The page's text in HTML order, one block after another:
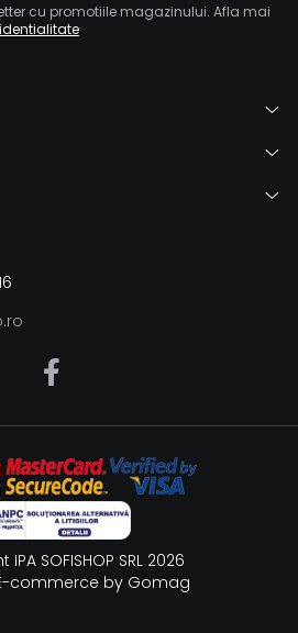
cu promotiile magazinului. Afla mai
SOFISHOP SRL 2026
commerce by Gomag